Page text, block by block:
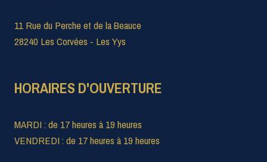
11 Rue du Perche et de la Beauce
28240 Les Corvées - Les Yys
HORAIRES D'OUVERTURE
MARDI : de 17 heures à 19 heures
VENDREDI : de 17 heures à 19 heures